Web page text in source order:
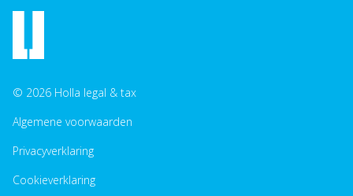
© 2026 Holla legal & tax
Algemene voorwaarden
Privacyverklaring
Cookieverklaring